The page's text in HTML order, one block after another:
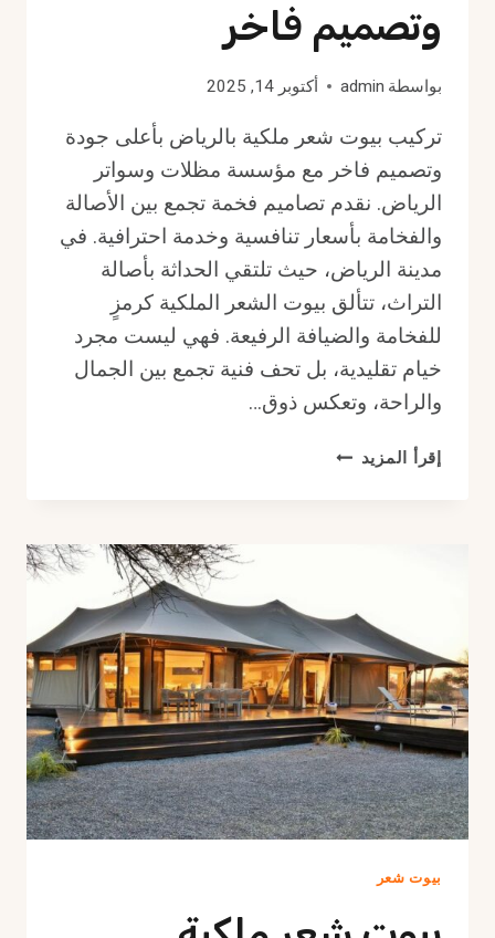
وتصميم فاخر
بواسطة admin أكتوبر 14, 2025
تركيب بيوت شعر ملكية بالرياض بأعلى جودة
وتصميم فاخر مع مؤسسة مظلات وسواتر
الرياض. نقدم تصاميم فخمة تجمع بين الأصالة
والفخامة بأسعار تنافسية وخدمة احترافية. في
مدينة الرياض، حيث تلتقي الحداثة بأصالة
التراث، تتألق بيوت الشعر الملكية كرمزٍ
للفخامة والضيافة الرفيعة. فهي ليست مجرد
خيام تقليدية، بل تحف فنية تجمع بين الجمال
والراحة، وتعكس ذوق…
إقرأ المزيد تركيب
جودة
وتصميم
فاخر
بيوت شعر